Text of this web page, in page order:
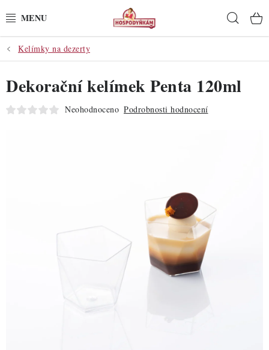
na
POTŘEBY
POMŮCKY
SUROVINY
Kelímky na dezerty
Dekorační kelímek Penta 120ml
Neohodnoceno Podrobnosti hodnocení